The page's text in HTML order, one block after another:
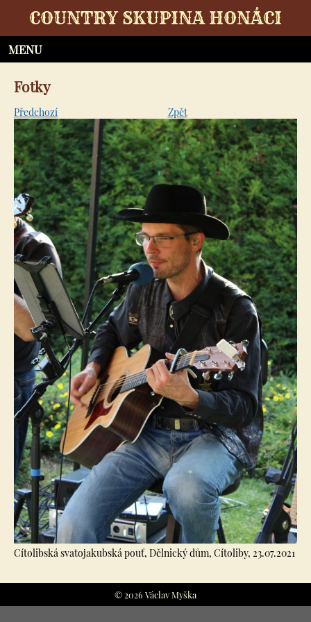
COUNTRY SKUPINA HONÁCI
Fotky
Předchozí Zpět
Cítolibská svatojakubská pouť, Dělnický dům, Cítoliby, 23.07.2021
© 2026 Václav Myška